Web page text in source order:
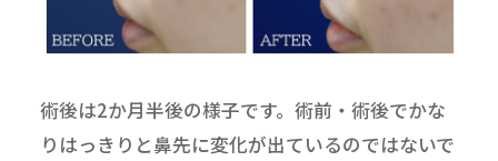
術後は2か月半後の様子です。術前・術後でかな
りはっきりと鼻先に変化が出ているのではないで